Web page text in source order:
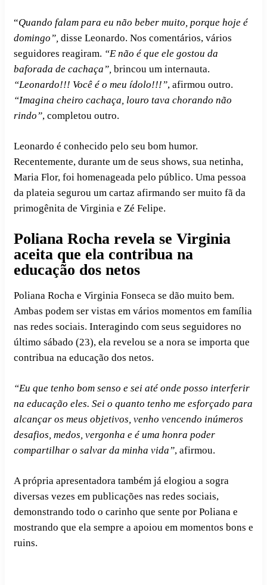
“Quando falam para eu não beber muito, porque hoje é
domingo”, disse Leonardo. Nos comentários, vários
seguidores reagiram. “E não é que ele gostou da
baforada de cachaça”, brincou um internauta.
“Leonardo!!! Você é o meu ídolo!!!”, afirmou outro.
“Imagina cheiro cachaça, louro tava chorando não
rindo”, completou outro.
Leonardo é conhecido pelo seu bom humor.
Recentemente, durante um de seus shows, sua netinha,
Maria Flor, foi homenageada pelo público. Uma pessoa
da plateia segurou um cartaz afirmando ser muito fã da
primogênita de Virginia e Zé Felipe.
Poliana Rocha revela se Virginia
aceita que ela contribua na
educação dos netos
Poliana Rocha e Virginia Fonseca se dão muito bem.
Ambas podem ser vistas em vários momentos em família
nas redes sociais. Interagindo com seus seguidores no
último sábado (23), ela revelou se a nora se importa que
contribua na educação dos netos.
“Eu que tenho bom senso e sei até onde posso interferir
na educação eles. Sei o quanto tenho me esforçado para
alcançar os meus objetivos, venho vencendo inúmeros
desafios, medos, vergonha e é uma honra poder
compartilhar o salvar da minha vida”, afirmou.
A própria apresentadora também já elogiou a sogra
diversas vezes em publicações nas redes sociais,
demonstrando todo o carinho que sente por Poliana e
mostrando que ela sempre a apoiou em momentos bons e
ruins.